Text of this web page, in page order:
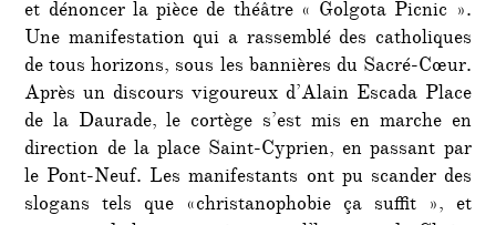
et dénoncer la pièce de théâtre « Golgota Picnic ».
Une manifestation qui a rassemblé des catholiques
de tous horizons, sous les bannières du Sacré-Cœur.
Après un discours vigoureux d’Alain Escada Place
de la Daurade, le cortège s’est mis en marche en
direction de la place Saint-Cyprien, en passant par
le Pont-Neuf. Les manifestants ont pu scander des
slogans tels que «christanophobie ça suffit », et